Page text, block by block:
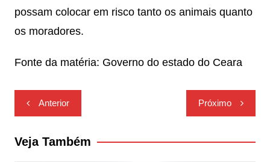
possam colocar em risco tanto os animais quanto
os moradores.
Fonte da matéria: Governo do estado do Ceara
Navegação
de
Post
Anterior Próximo
Veja Também